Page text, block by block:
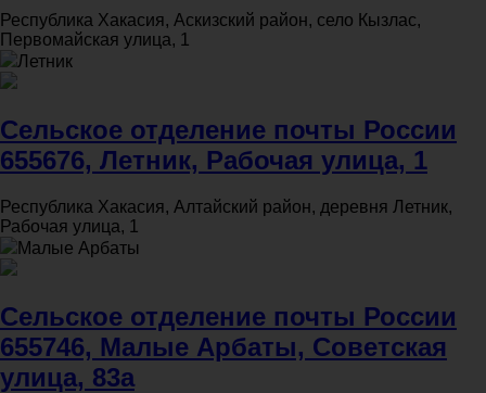
Республика Хакасия, Аскизский район, село Кызлас,
Первомайская улица, 1
Летник
Сельское отделение почты России
655676, Летник, Рабочая улица, 1
Республика Хакасия, Алтайский район, деревня Летник,
Рабочая улица, 1
Малые Арбаты
Сельское отделение почты России
655746, Малые Арбаты, Советская
улица, 83а